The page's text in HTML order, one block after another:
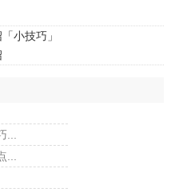
小技巧」